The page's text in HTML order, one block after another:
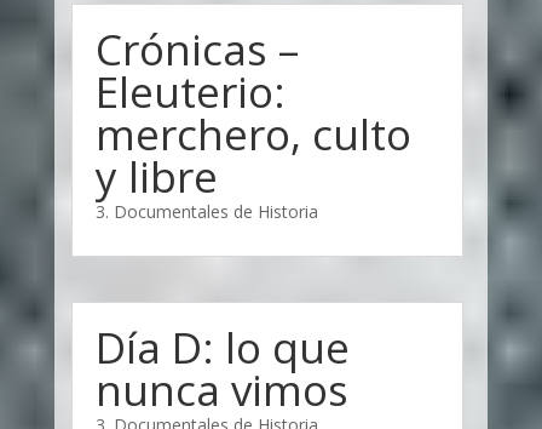
Crónicas –
Eleuterio:
merchero, culto
y libre
3. Documentales de Historia
Día D: lo que
nunca vimos